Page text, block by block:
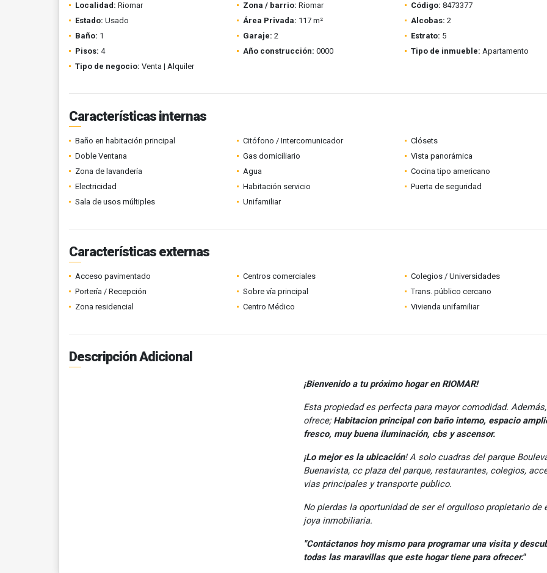
Localidad: Riomar Zona / barrio: Riomar Código: 8473377
Estado: Usado Área Privada: 117 m² Alcobas: 2
Baño: 1 Garaje: 2 Estrato: 5
Pisos: 4 Año construcción: 0000 Tipo de inmueble: Apartamento
Tipo de negocio: Venta | Alquiler
Características internas
Baño en habitación principal Citófono / Intercomunicador
Clósets
Doble Ventana
Gas domiciliario
Vista panorámica
Zona de lavandería
Agua
Cocina tipo americano
Electricidad
Habitación servicio
Puerta de seguridad
Sala de usos múltiples
Unifamiliar
Características externas
Acceso pavimentado Centros comerciales
Colegios / Universidades
Portería / Recepción
Sobre vía principal
Trans. público cercano
Zona residencial
Centro Médico Vivienda unifamiliar
Descripción Adicional
¡Bienvenido a tu próximo hogar en RIOMAR!
Esta propiedad es perfecta para mayor comodidad. Además,
ofrece; Habitacion principal con baño interno, espacio
fresco, muy buena iluminación, cbs y ascensor.
¡Lo mejor es la ubicación! A solo cuadras del parque
Buenavista, cc plaza del parque, restaurantes, colegios,
vias principales y transporte publico.
No pierdas la oportunidad de ser el orgulloso propietario de
joya inmobiliaria.
"Contáctanos hoy mismo para programar una visita y
todas las maravillas que este hogar tiene para ofrecer."